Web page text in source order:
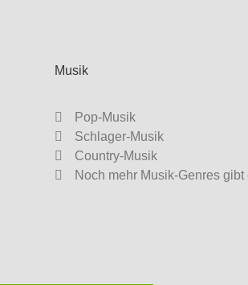
Musik
Pop-Musik
Schlager-Musik
Country-Musik
Noch mehr Musik-Genres